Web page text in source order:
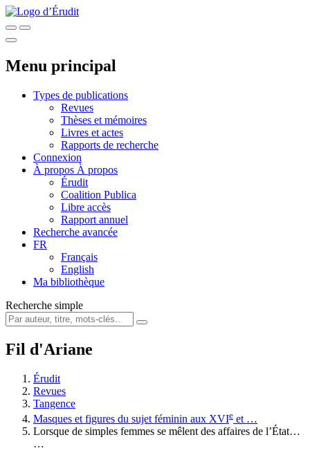
Menu principal
Types de publications
Revues
Thèses et mémoires
Livres et actes
Rapports de recherche
Connexion
À propos À propos
Érudit
Coalition Publica
Libre accès
Rapport annuel
Recherche avancée
FR
Français
English
Ma bibliothèque
Recherche simple
Fil d'Ariane
Érudit
Revues
Tangence
Masques et figures du sujet féminin aux XVIe et …
Lorsque de simples femmes se mêlent des affaires de l’État…
…